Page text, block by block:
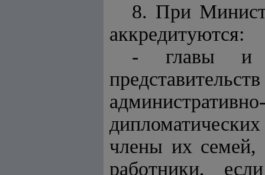
8. При
аккредитуются:
- главы и
члены их семей,
работники,